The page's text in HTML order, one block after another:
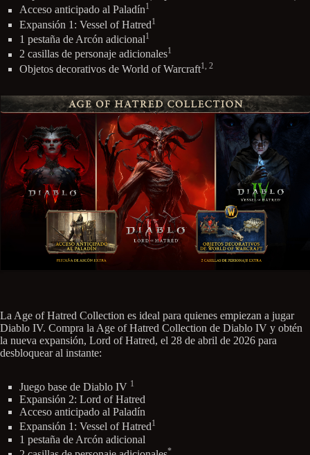
Acceso anticipado al Paladín1
Expansión 1: Vessel of Hatred1
1 pestaña de Arcón adicional1
2 casillas de personaje adicionales1
Objetos decorativos de World of Warcraft1, 2
La Age of Hatred Collection es ideal para quienes empiezan a jugar
Diablo IV. Compra la Age of Hatred Collection de Diablo IV y obtén
la nueva expansión, Lord of Hatred, el 28 de abril de 2026 para
desbloquear al instante:
Juego base de Diablo IV 1
Expansión 2: Lord of Hatred
Acceso anticipado al Paladín
Expansión 1: Vessel of Hatred1
1 pestaña de Arcón adicional
*